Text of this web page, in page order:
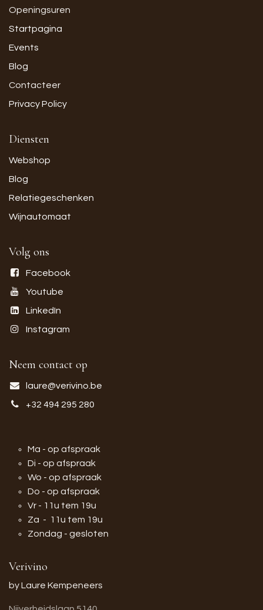
Openingsuren
Startpagina
Events
Blog
Contacteer
Privacy Policy
Diensten
Webshop
Blog
Relatiegeschenken
Wijnautomaat
Volg ons
Facebook
Youtube
LinkedIn
Instagram
Neem contact op
laure@verivino.be
+32 494 295 280
Ma - op afspraak
Di - op afspraak
Wo - op afspraak
Do - op afspraak
Vr - 11u tem 19u
Za - 11u tem 19u
Zondag - gesloten
Verivino
by Laure Kempeneers